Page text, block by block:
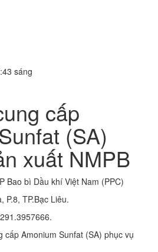
sáng
cấp
(SA)
xuất NMPB
Bao bì Dầu khí Việt Nam (PPC)
P.8, TP.Bạc Liêu.
cấp Amonium Sunfat (SA) phục vụ